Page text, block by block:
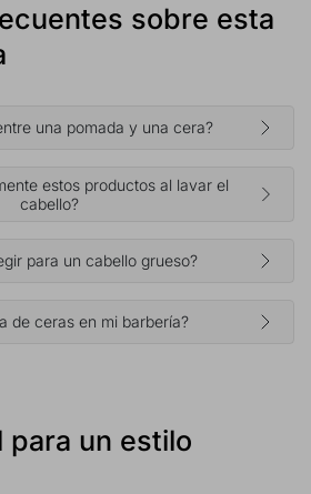
sobre esta
una pomada y una cera?
estos productos al lavar el
cabello?
para un cabello grueso?
de ceras en mi barbería?
para un estilo